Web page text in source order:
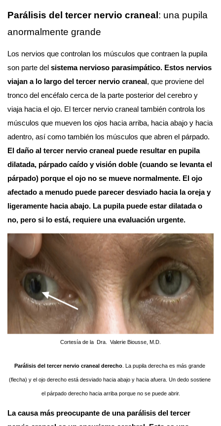
Parálisis del tercer nervio craneal : una pupila
anormalmente grande
Los nervios que controlan los músculos que contraen la pupila
son parte del sistema nervioso parasimpático. Estos nervios
viajan a lo largo del tercer nervio craneal , que proviene del
tronco del encéfalo cerca de la parte posterior del cerebro y
viaja hacia el ojo. El tercer nervio craneal también controla los
músculos que mueven los ojos hacia arriba, hacia abajo y hacia
El daño al tercer nervio craneal puede resultar en pupila
dilatada, párpado caído y visión doble (cuando se levanta el
párpado) porque el ojo no se mueve normalmente. El ojo
afectado a menudo puede parecer desviado hacia la oreja y
ligeramente hacia abajo. La pupila puede estar dilatada o
no, pero si lo está, requiere una evaluación urgente.
Cortesía de la  Dra.  Valerie Biousse, M.D.
Parálisis del tercer nervio craneal derecho . La pupila derecha es más grande
(flecha) y el ojo derecho está desviado hacia abajo y hacia afuera. Un dedo sostiene
el párpado derecho hacia arriba porque no se puede abrir.
La causa más preocupante de una parálisis del tercer